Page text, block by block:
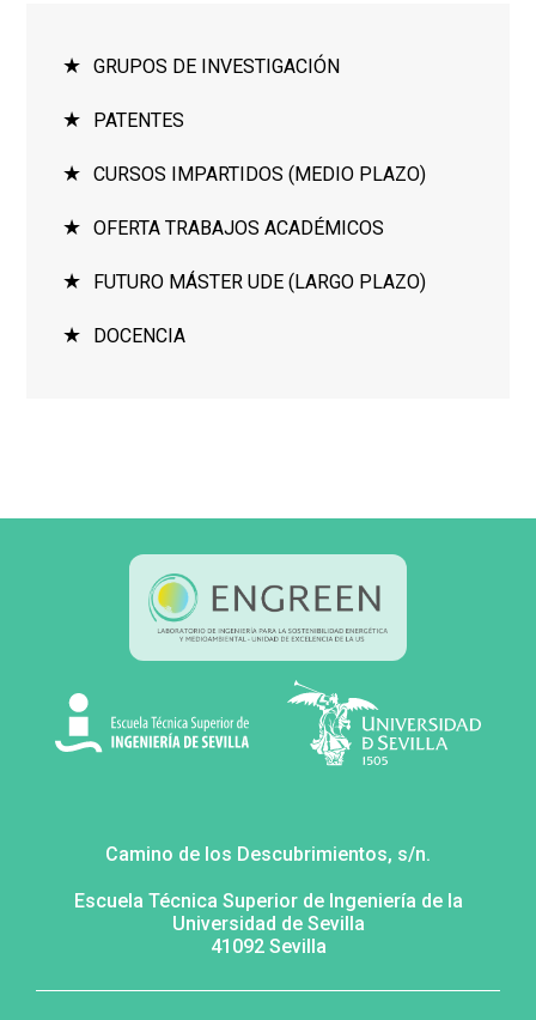
GRUPOS DE INVESTIGACIÓN
PATENTES
CURSOS IMPARTIDOS (MEDIO PLAZO)
OFERTA TRABAJOS ACADÉMICOS
FUTURO MÁSTER UDE (LARGO PLAZO)
DOCENCIA
Camino de los Descubrimientos, s/n.
Escuela Técnica Superior de Ingeniería de la
Universidad de Sevilla
41092 Sevilla
MENÚ